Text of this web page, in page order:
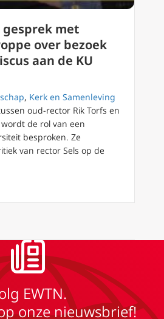
gesprek met
over bezoek
aan de KU
, Kerk en Samenleving
oud-rector Rik Torfs en
de rol van een
besproken. Ze
van rector Sels op de
Rik Torfs in gesprek met Charlotte
EWTN.
onze nieuwsbrief!